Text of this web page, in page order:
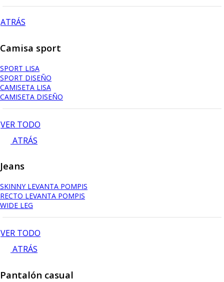
ATRÁS
Camisa sport
SPORT LISA
SPORT DISEÑO
CAMISETA LISA
CAMISETA DISEÑO
VER TODO
ATRÁS
Jeans
SKINNY LEVANTA POMPIS
RECTO LEVANTA POMPIS
WIDE LEG
VER TODO
ATRÁS
Pantalón casual